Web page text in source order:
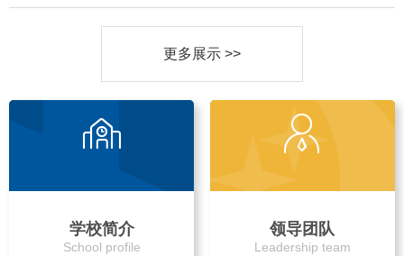
更多展示 >>
学校简介
School profile
领导团队
Leadership team